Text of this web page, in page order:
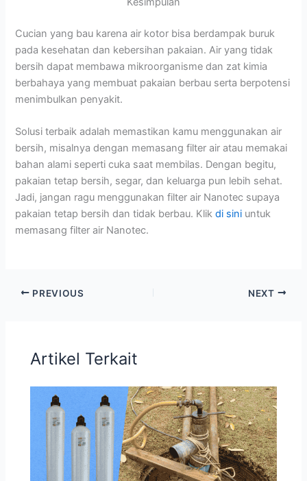
Cucian yang bau karena air kotor bisa berdampak buruk
pada kesehatan dan kebersihan pakaian. Air yang tidak
bersih dapat membawa mikroorganisme dan zat kimia
berbahaya yang membuat pakaian berbau serta berpotensi
menimbulkan penyakit.
Solusi terbaik adalah memastikan kamu menggunakan air
bersih, misalnya dengan memasang filter air atau memakai
bahan alami seperti cuka saat membilas. Dengan begitu,
pakaian tetap bersih, segar, dan keluarga pun lebih sehat.
Jadi, jangan ragu menggunakan filter air Nanotec supaya
pakaian tetap bersih dan tidak berbau. Klikdi sini untuk
memasang filter air Nanotec.
PREVIOUS NEXT
Artikel Terkait